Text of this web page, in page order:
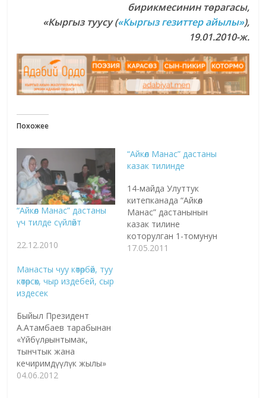
бирикмесинин төрагасы,
«Кыргыз туусу («Кыргыз гезиттер айылы»),
19.01.2010-ж.
Похожее
“Айкөл Манас” дастаны
үч тилде сүйлөйт
22.12.2010
“Айкөл Манас” дастаны
казак тилинде
14-майда Улуттук
китепканада “Айкөл
Манас” дастанынын
казак тилине
которулган 1-томунун
бет ачары өттү. Дастан
17.05.2011
Манасты чуу көтөрбөй, туу
көтөрсөк, чыр издебей, сыр
издесек
Быйыл Президент
А.Атамбаев тарабынан
«Үйбүлө, ынтымак,
тынчтык жана
кечиримдүүлүк жылы»
деп жарыяланган эле.
04.06.2012